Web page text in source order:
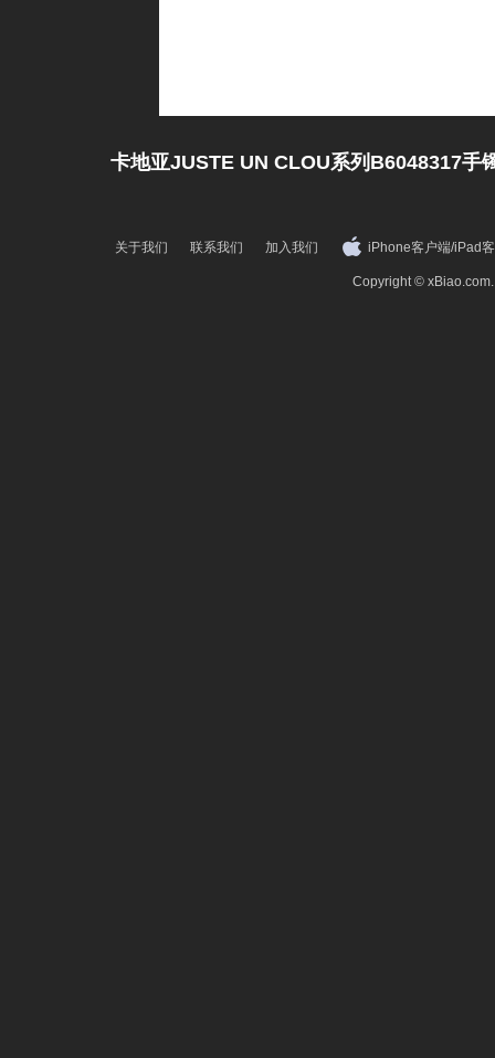
卡地亚JUSTE UN CLOU系列B6048317手
关于我们 联系我们 加入我们 iPhone客户端/iPad
Copyright ©